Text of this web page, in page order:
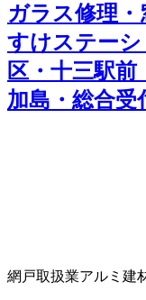
ガラス修理
すけステーシ
区・十三駅前
加島・総合受
網戸取扱業アルミ建